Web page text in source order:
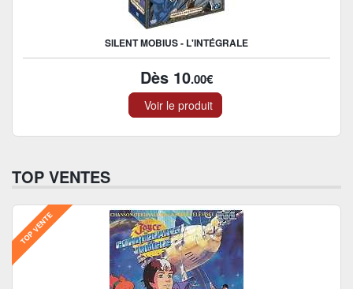
SILENT MOBIUS - L'INTÉGRALE
Dès 10.00€
Voir le produit
TOP VENTES
TOP VENTE